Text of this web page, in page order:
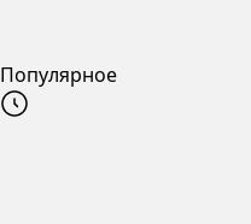
Популярное